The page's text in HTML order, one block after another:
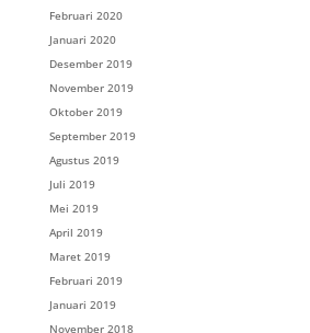
Februari 2020
Januari 2020
Desember 2019
November 2019
Oktober 2019
September 2019
Agustus 2019
Juli 2019
Mei 2019
April 2019
Maret 2019
Februari 2019
Januari 2019
November 2018